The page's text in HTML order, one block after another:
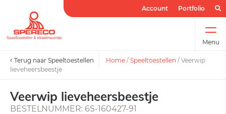
Account Portfolio
Menu
Terug naar Speeltoestellen Home / Speeltoestellen / Veerwip
lieveheersbeestje
Veerwip lieveheersbeestje
BESTELNUMMER: 6S-160427-91